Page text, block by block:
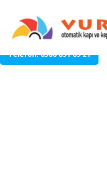
Adres: Altınpark,
Telefon: 0506 891 69 21